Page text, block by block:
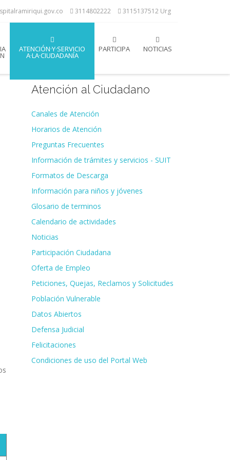
3114802222 3115137512 Urg
ATENCIÓN·Y·SERVICIO
A·LA·CIUDADANÍA
PARTICIPA NOTICIAS
Atención al Ciudadano
Canales de Atención
Horarios de Atención
Preguntas Frecuentes
Información de trámites y servicios - SUIT
Formatos de Descarga
Información para niños y jóvenes
Glosario de terminos
Calendario de actividades
Noticias
Participación Ciudadana
Oferta de Empleo
Peticiones, Quejas, Reclamos y Solicitudes
Población Vulnerable
Datos Abiertos
Defensa Judicial
Felicitaciones
Condiciones de uso del Portal Web